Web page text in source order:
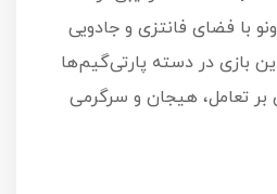
با فضای فانتزی و جادویی
بازی در دسته پارتی‌گیم‌ها
بر تعامل، هیجان و سرگرمی